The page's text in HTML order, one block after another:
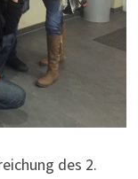
des 2.